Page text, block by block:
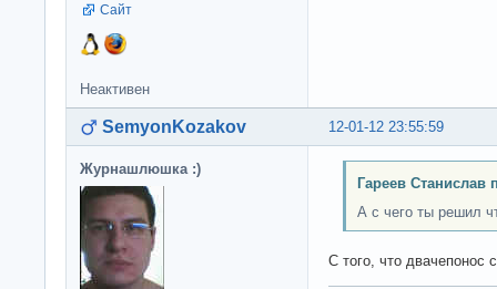
Сайт
Неактивен
12-01-12 23:55:59
SemyonKozakov
Журнашлюшка :)
Гареев Станислав
А с чего ты решил
С того, что двачепонос